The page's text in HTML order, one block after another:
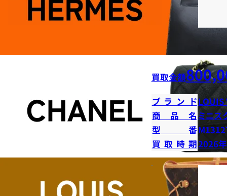
買取金額
ブランドLOUIS
商品名ミニス
型番
買取時期2026